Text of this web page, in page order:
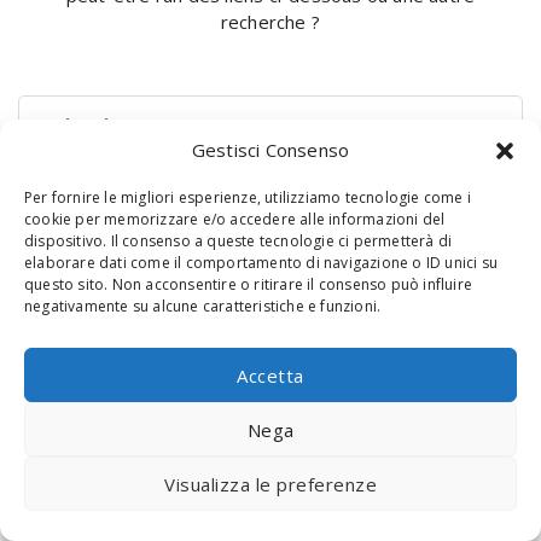
Gestisci Consenso
Per fornire le migliori esperienze, utilizziamo tecnologie come i
cookie per memorizzare e/o accedere alle informazioni del
dispositivo. Il consenso a queste tecnologie ci permetterà di
elaborare dati come il comportamento di navigazione o ID unici su
questo sito. Non acconsentire o ritirare il consenso può influire
negativamente su alcune caratteristiche e funzioni.
Accetta
Nega
Visualizza le preferenze
recherche ?
© 2020 Digital Touch Menu. Menu realizzato daInteractive
Minds